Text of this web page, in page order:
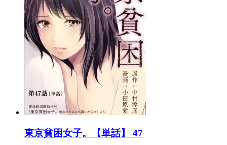
東京貧困女子。【単話】 47